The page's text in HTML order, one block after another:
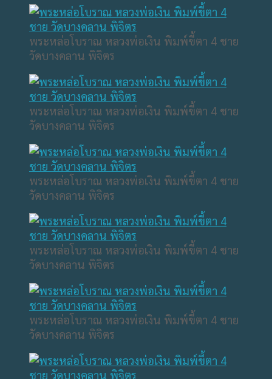
พระหล่อโบราณ หลวงพ่อเงิน พิมพ์ขี้ตา 4 ชาย
วัดบางคลาน พิจิตร
พระหล่อโบราณ หลวงพ่อเงิน พิมพ์ขี้ตา 4 ชาย
วัดบางคลาน พิจิตร
พระหล่อโบราณ หลวงพ่อเงิน พิมพ์ขี้ตา 4 ชาย
วัดบางคลาน พิจิตร
พระหล่อโบราณ หลวงพ่อเงิน พิมพ์ขี้ตา 4 ชาย
วัดบางคลาน พิจิตร
พระหล่อโบราณ หลวงพ่อเงิน พิมพ์ขี้ตา 4 ชาย
วัดบางคลาน พิจิตร